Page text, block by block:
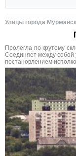
Улицы города
Пролегла по крутому
Соединяет между собой
постановлением